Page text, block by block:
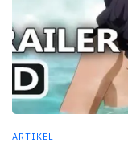
ARTIKEL